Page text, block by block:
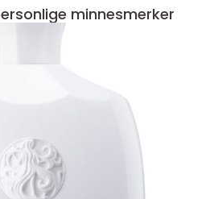
minnesmerker